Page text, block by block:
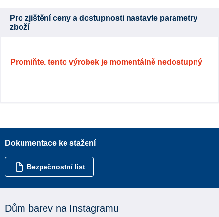
Pro zjištění ceny a dostupnosti nastavte parametry
zboží
Promiňte, tento výrobek je momentálně nedostupný
Dokumentace ke stažení
Bezpečnostní list
Dům barev na Instagramu